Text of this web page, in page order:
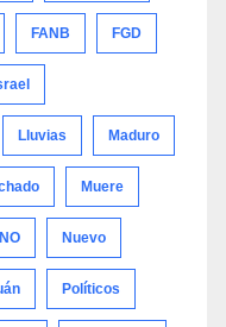
FANB FGD
Lluvias Maduro
Muere
NO Nuevo
Políticos